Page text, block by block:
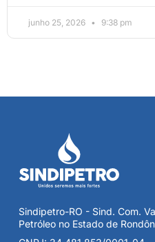
junho 25, 2026 9:38 pm
Sindipetro-RO - Sind. Com.
Petróleo no Estado de